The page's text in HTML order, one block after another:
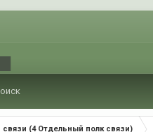
связи (4 Отдельный полк связи)